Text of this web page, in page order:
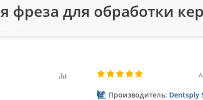
фреза для обработки
Производитель: Dentsply